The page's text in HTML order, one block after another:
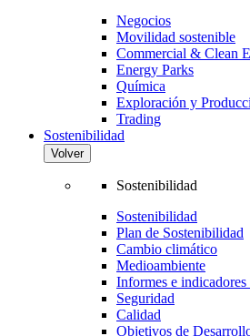
Negocios
Movilidad sostenible
Commercial & Clean
Energy Parks
Química
Exploración y
Trading
Sostenibilidad
Volver
Sostenibilidad
Sostenibilidad
Plan de Sostenibilidad
Cambio climático
Medioambiente
Informes e
Seguridad
Calidad
Objetivos de